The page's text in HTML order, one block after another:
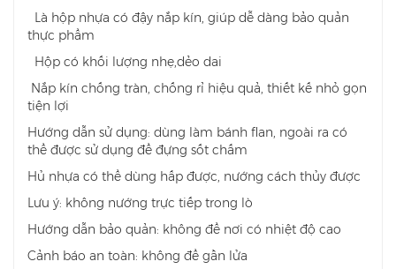
Là hộp nhựa có đậy nắp kín, giúp dễ dàng bảo quản
thực phẩm
Hộp có khối lượng nhẹ,dẻo dai
Nắp kín chống tràn, chống rỉ hiệu quả, thiết kế nhỏ gọn
tiện lợi
Hướng dẫn sử dụng: dùng làm bánh flan, ngoài ra có
thể được sử dụng để đựng sốt chấm
Hủ nhựa có thể dùng hấp được, nướng cách thủy được
Lưu ý: không nướng trực tiếp trong lò
Hướng dẫn bảo quản: không để nơi có nhiệt độ cao
Cảnh báo an toàn: không để gần lửa